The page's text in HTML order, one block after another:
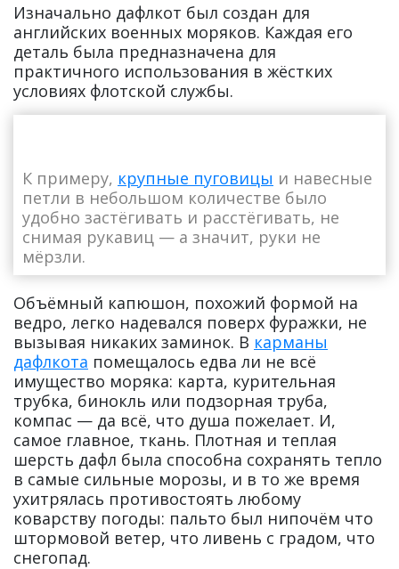
Изначально дафлкот был создан для
английских военных моряков. Каждая его
деталь была предназначена для
практичного использования в жёстких
условиях флотской службы.
К примеру, крупные пуговицы и навесные
петли в небольшом количестве было
удобно застёгивать и расстёгивать, не
снимая рукавиц — а значит, руки не
мёрзли.
Объёмный капюшон, похожий формой на
ведро, легко надевался поверх фуражки, не
вызывая никаких заминок. В карманы
дафлкота помещалось едва ли не всё
имущество моряка: карта, курительная
трубка, бинокль или подзорная труба,
компас — да всё, что душа пожелает. И,
самое главное, ткань. Плотная и теплая
шерсть дафл была способна сохранять тепло
в самые сильные морозы, и в то же время
ухитрялась противостоять любому
коварству погоды: пальто был нипочём что
штормовой ветер, что ливень с градом, что
снегопад.